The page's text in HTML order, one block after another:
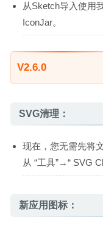
从Sketch导入使用
IconJar。
V2.6.0
SVG清理：
现在，您无需先将
从 “工具”→“ SVG
新应用图标：